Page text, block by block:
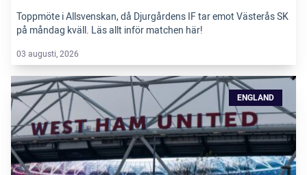
Toppmöte i Allsvenskan, då Djurgårdens IF tar emot Västerås SK
på måndag kväll. Läs allt inför matchen här!
03 augusti, 2026
ENGLAND